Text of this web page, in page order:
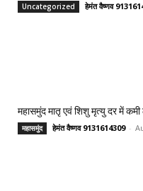
Uncategorized हेमंत वैष्णव
महासमुंद मातृ एवं शिशु मृत्यु दर में
महासमुंद हेमंत वैष्णव 9131614309 -